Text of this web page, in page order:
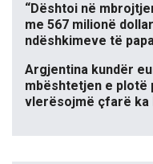
“Dështoi në
me 567 milionë
ndëshkimeve të
Argjentina kundër
mbështetjen e plotë
vlerësojmë çfarë ka